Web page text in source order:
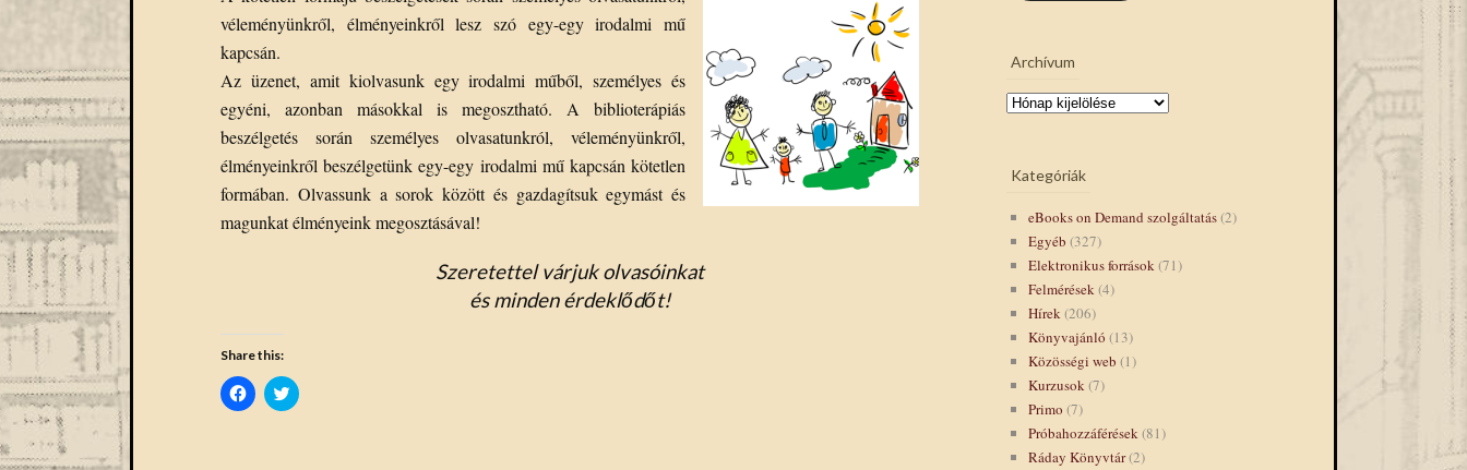
véleményünkről, élményeinkről lesz szó egy-egy irodalmi mű
kapcsán.
Az üzenet, amit kiolvasunk egy irodalmi műből, személyes és
egyéni, azonban másokkal is megosztható. A biblioterápiás
beszélgetés során személyes olvasatunkról, véleményünkről,
élményeinkről beszélgetünk egy-egy irodalmi mű kapcsán kötetlen
formában. Olvassunk a sorok között és gazdagítsuk egymást és
magunkat élményeink megosztásával!
Szeretettel várjuk olvasóinkat
és minden érdeklődőt!
Share this:
Click
to
Click
to
Archívum
Kategóriák
eBooks on Demand szolgáltatás(2)
Egyéb (327)
Elektronikus források(71)
Felmérések(4)
Hírek(206)
Könyvajánló (13)
Közösségi web (1)
Kurzusok(7)
Primo (7)
Próbahozzáférések(81)
Ráday Könyvtár(2)